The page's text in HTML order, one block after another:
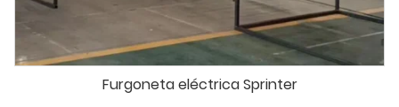
Furgoneta eléctrica Sprinter